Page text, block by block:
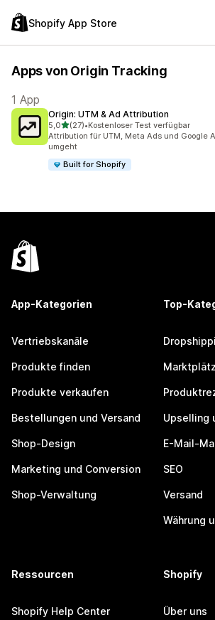
Shopify App Store
Apps von Origin Tracking
1 App
Origin: UTM & Ad Attribution
5,0von 5 Sternen
(27)
27 Rezensionen insgesamt
•Kostenloser Test verfügbar
Attribution für UTM, Meta Ads und Google
umgeht
Built for Shopify
App-Kategorien
Vertriebskanäle
Produkte finden
Produkte verkaufen
Bestellungen und Versand
Shop-Design
Marketing und Conversion
Shop-Verwaltung
Top-
Upselling
E-Mail-
SEO
Versand
Währung
Ressourcen
Shopify Help Center
Shopify
Über uns